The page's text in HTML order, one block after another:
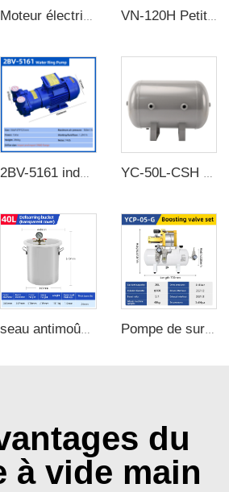
Moteur électrique KL-45W/220V Résistance à haute température Moteur à long axe VN-120H Petite pompe à vide sans huile Débit 80L/min pour machine médicale Pompe à vide sans huile Pompes de succion
seau antimoûsse en acier inoxydable de 40 L, sans huile, sous vide, avec couvercle transparent Pompe de suralimentation en air YCP-05-G 5 fois avec réservoir de stockage d'air de 20 L
du
à vide main